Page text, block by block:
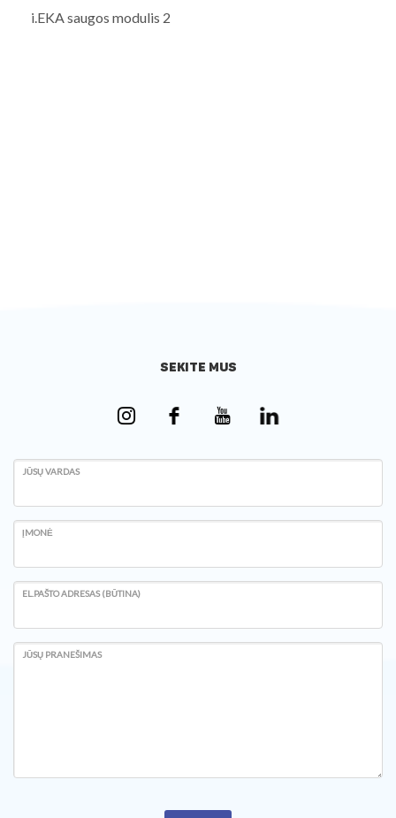
i.EKA saugos modulis 2
SEKITE MUS
JŪSŲ VARDAS
ĮMONĖ
EL.PAŠTO ADRESAS (BŪTINA)
JŪSŲ PRANEŠIMAS